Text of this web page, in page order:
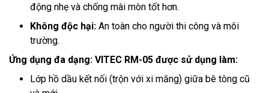
động nhẹ và chống mài mòn tốt hơn.
Không độc hại: An toàn cho người thi công và môi
trường.
Ứng dụng đa dạng: VITEC RM-05 được sử dụng làm:
Lớp hồ dầu kết nối (trộn với xi măng) giữa bê tông cũ